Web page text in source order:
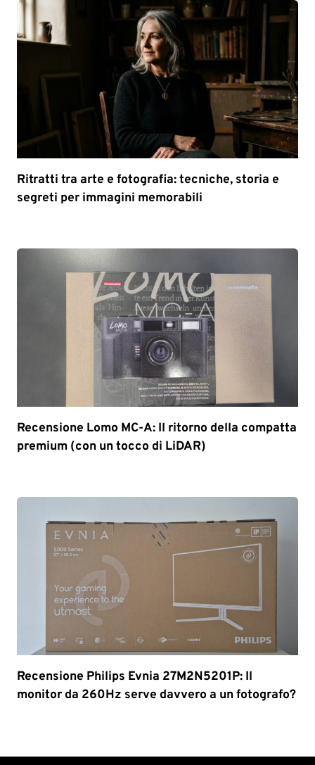
Ritratti tra arte e fotografia: tecniche, storia e
segreti per immagini memorabili
Recensione Lomo MC-A: Il ritorno della compatta
premium (con un tocco di LiDAR)
Recensione Philips Evnia 27M2N5201P: Il
monitor da 260Hz serve davvero a un fotografo?